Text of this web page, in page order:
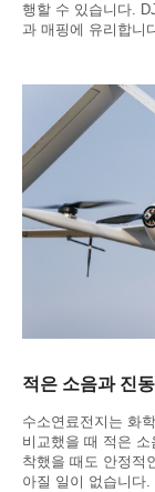
행할 수 있습니다.
과 매핑에 유리합니
적은 소음과 진동
수소연료전지는 화
비교했을 때 적은
착했을 때도 안정적
아질 일이 없습니다